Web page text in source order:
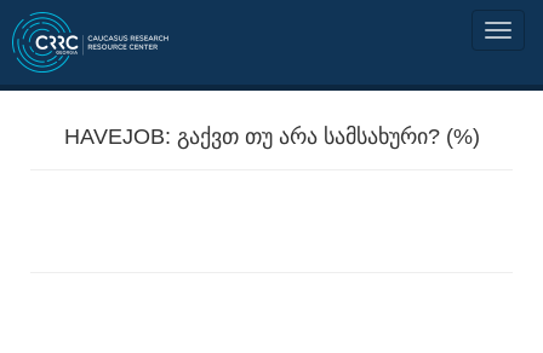
HAVEJOB: გაქვთ თუ არა სამსახური? (%)